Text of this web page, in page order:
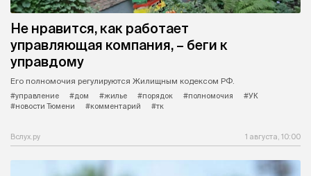
Не нравится, как работает
управляющая компания, – беги к
управдому
Его полномочия регулируются Жилищным кодексом РФ.
#управление
#дом #жилье #порядок #полномочия
#УК
#новости Тюмени
#комментарий #тк
Вслух.ру 1 августа, 10:00